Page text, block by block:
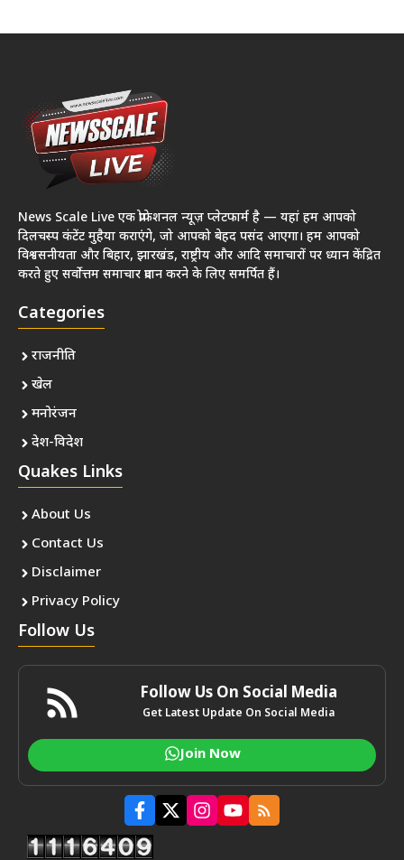
News Scale Live एक प्रोफेशनल न्यूज़ प्लेटफार्म है — यहां हम आपको
दिलचस्प कंटेंट मुहैया कराएंगे, जो आपको बेहद पसंद आएगा। हम आपको
विश्वसनीयता और बिहार, झारखंड, राष्ट्रीय और आदि समाचारों पर ध्यान केंद्रित
करते हुए सर्वोत्तम समाचार प्रदान करने के लिए समर्पित हैं।
Categories
राजनीति
खेल
मनोरंजन
देश-विदेश
Quakes Links
About Us
Contact Us
Disclaimer
Privacy Policy
Follow Us
Follow Us On Social Media
Get Latest Update On Social Media
Join Now